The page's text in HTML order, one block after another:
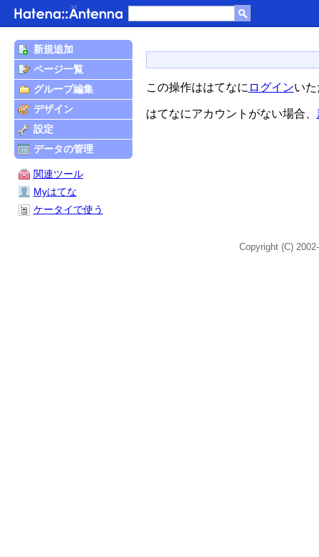
この操作ははてなに ログインい
はてなにアカウントがない場合、
新規追加
ページ一覧
グループ編集
デザイン
設定
データの管理
関連ツール
Myはてな
ケータイで使う
Copyright (C)